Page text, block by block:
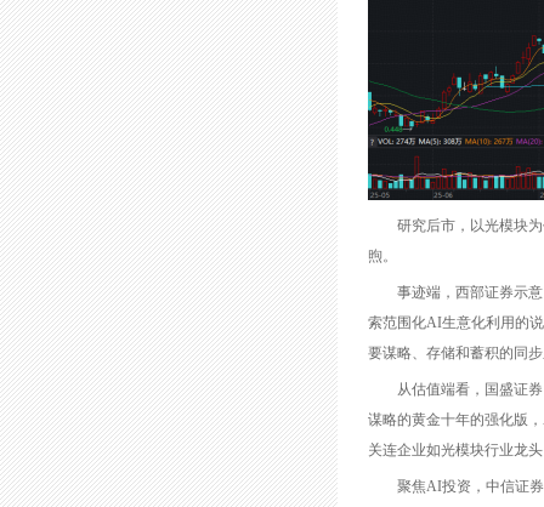
研究后市，以光模块为
煦。
事迹端，西部证券示意
索范围化AI生意化利用的
要谋略、存储和蓄积的同
从估值端看，国盛证券
谋略的黄金十年的强化版
关连企业如光模块行业龙
聚焦AI投资，中信证券